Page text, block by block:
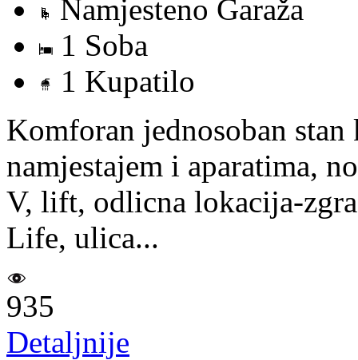
Namjesteno Garaža
1 Soba
1 Kupatilo
Komforan jednosoban
namjestajem i aparatima,
V, lift, odlicna lokacija-
Life, ulica...
935
Detaljnije